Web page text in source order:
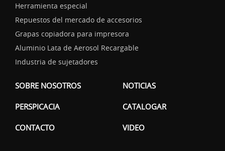
Herramienta especial
Repuestos del mercado de accesorios
Grapas copiadora para impresora
Aluminio Lata de Aerosol Recargable
Industria de sujetadores
SOBRE NOSOTROS NOTICIAS
PERSPICACIA CATALOGAR
CONTACTO VIDEO